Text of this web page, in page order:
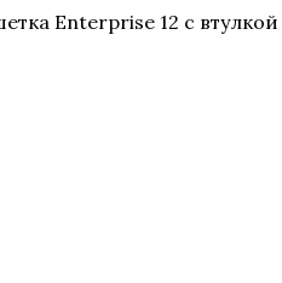
Enterprise 12 с